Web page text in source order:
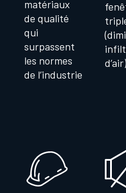
matériaux
de qualité
qui
surpassent
les normes
de l’industrie
d’air)